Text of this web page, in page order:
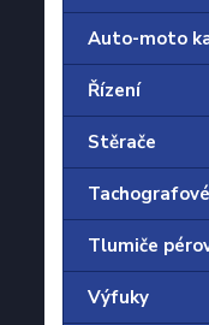
Auto-moto
Řízení
Stěrače
Tlumiče
Výfuky